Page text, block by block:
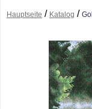
Hauptseite / Katalog /